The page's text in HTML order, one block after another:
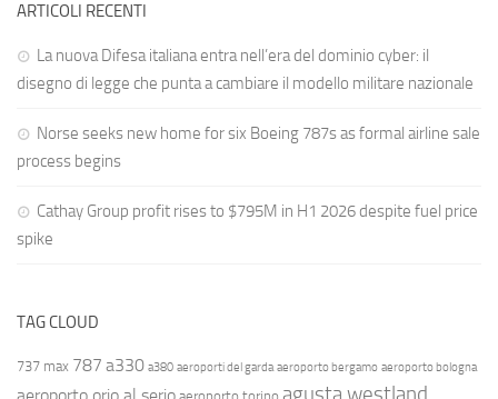
ARTICOLI RECENTI
La nuova Difesa italiana entra nell’era del dominio cyber: il
disegno di legge che punta a cambiare il modello militare nazionale
Norse seeks new home for six Boeing 787s as formal airline sale
process begins
Cathay Group profit rises to $795M in H1 2026 despite fuel price
spike
TAG CLOUD
737 max 787 a330 a380 aeroporti del garda aeroporto bergamo aeroporto bologna